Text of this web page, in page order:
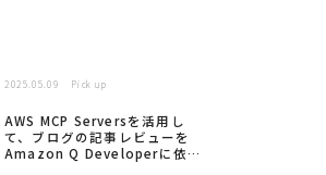
2025.05.09 Pick up
AWS MCP Serversを活用し
て、ブログの記事レビューを
Amazon Q Developerに依頼